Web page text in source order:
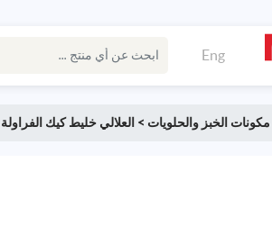
Eng
مكونات الخبز والحلويات > العلالي خليط كيك الفراولة